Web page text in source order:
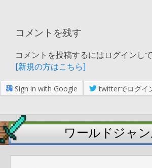
コメントを残す
コメントを投稿するにはログインして
[新規の方はこちら]
Sign in with Google twitterでログイ
ワールドジャ